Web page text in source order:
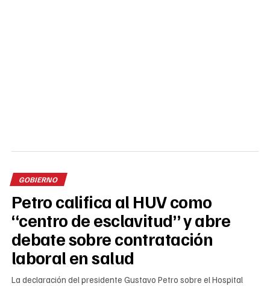
GOBIERNO
Petro califica al HUV como
“centro de esclavitud” y abre
debate sobre contratación
laboral en salud
La declaración del presidente Gustavo Petro sobre el Hospital